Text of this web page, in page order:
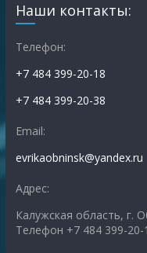
Наши контакты:
Телефон:
+7 484 399-20-18
+7 484 399-20-38
Email:
evrikaobninsk@yandex.ru
Адрес:
Калужская область, г.
Телефон +7 484 399-20-